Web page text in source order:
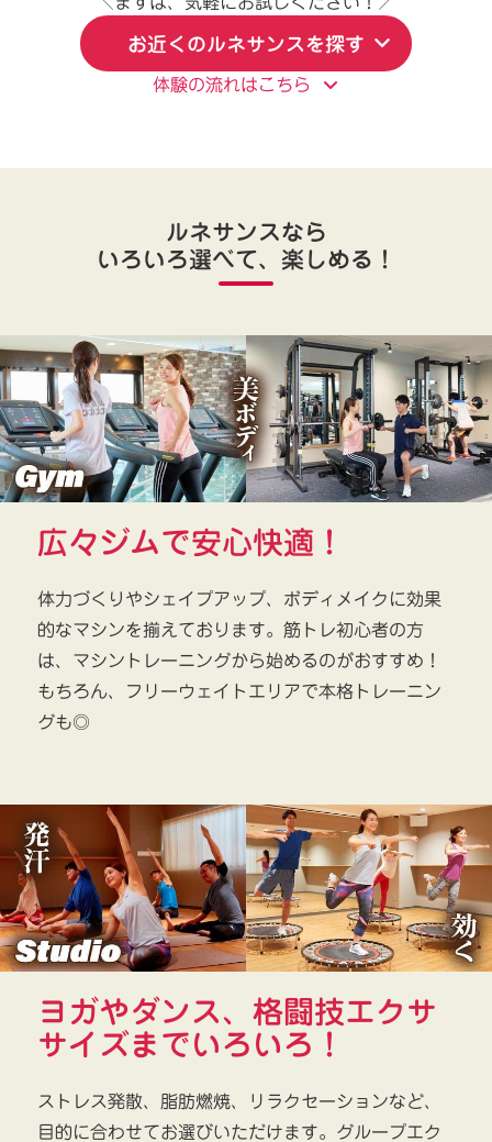
お近くのルネサンスを探す
体験の流れはこちら
ルネサンスなら
いろいろ選べて、楽しめる！
広々ジムで安心快適！
体力づくりやシェイプアップ、ボディメイクに効果
的なマシンを揃えております。筋トレ初心者の方
は、マシントレーニングから始めるのがおすすめ！
もちろん、フリーウェイトエリアで本格トレーニン
グも◎
ヨガやダンス、格闘技エクサ
サイズまでいろいろ！
ストレス発散、脂肪燃焼、リラクセーションなど、
目的に合わせてお選びいただけます。グループエク